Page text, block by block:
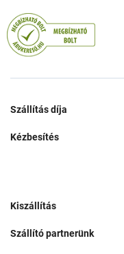
Szállítás díja
Kézbesítés
Kiszállítás
Szállító partnerünk